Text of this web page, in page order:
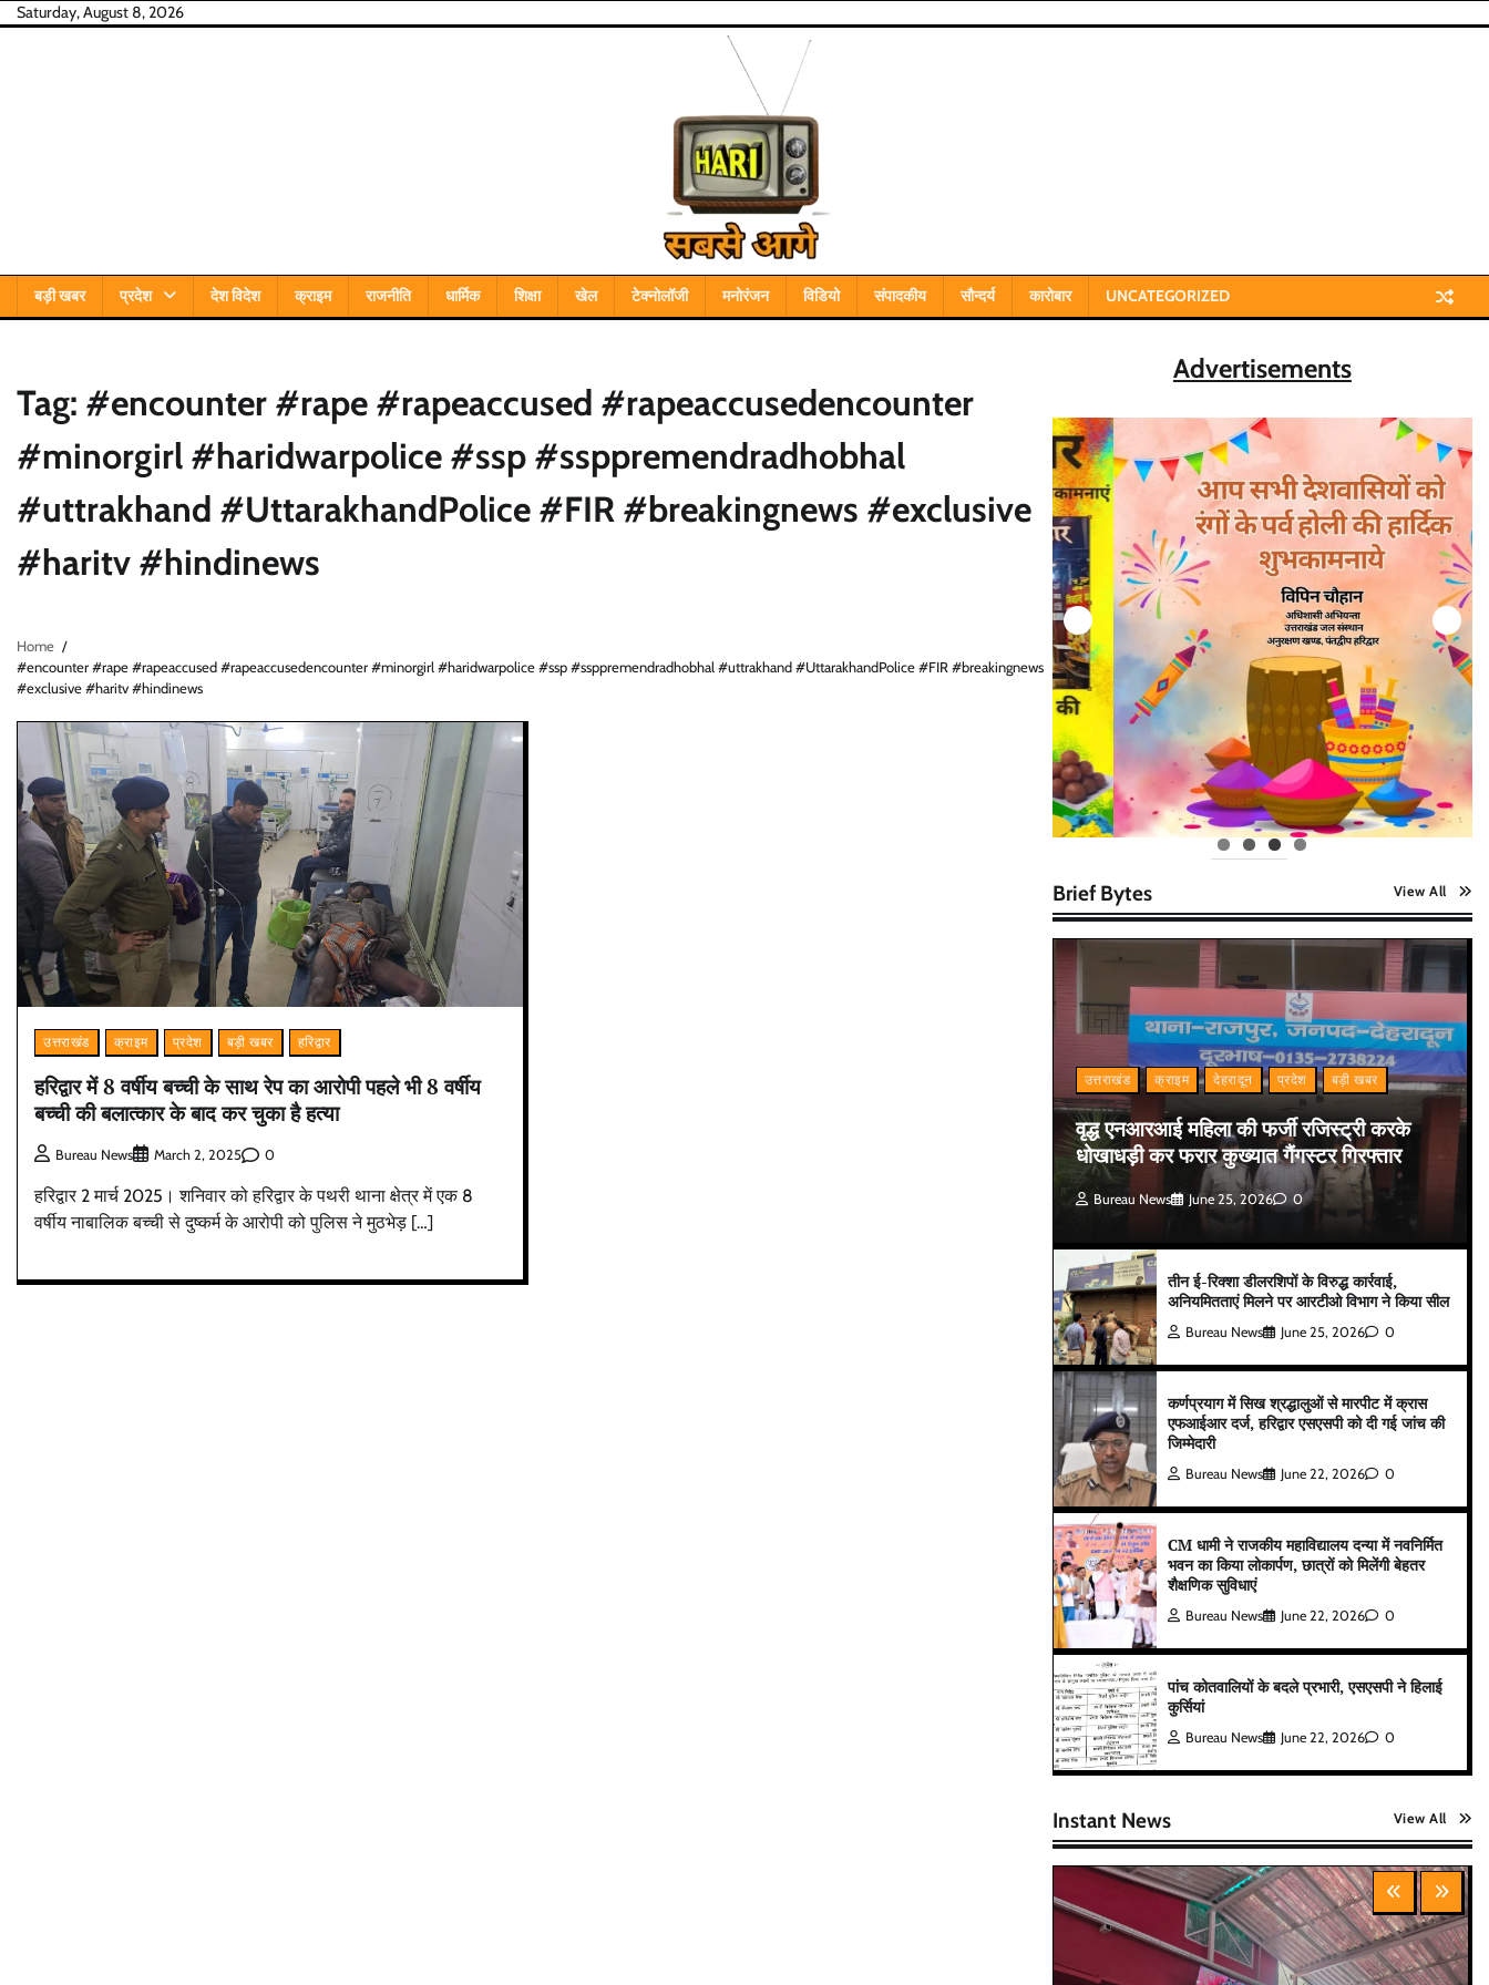
SkipSaturday, August 8, 2026
बड़ी खबर प्रदेश देश विदेश क्राइम राजनीति धार्मिक शिक्षा खेल टेक्नोलॉजी मनोरंजन विडियो संपादकीय सौन्दर्य कारोबार UNCATEGORIZED
Tag: #encounter #rape #rapeaccused #rapeaccusedencounter
#minorgirl #haridwarpolice #ssp #ssppremendradhobhal
#uttrakhand #UttarakhandPolice #FIR #breakingnews #exclusive
#haritv #hindinews
Home
#encounter #rape #rapeaccused #rapeaccusedencounter #minorgirl #haridwarpolice #ssp #ssppremendradhobhal #uttrakhand #UttarakhandPolice #FIR #breakingnews
#exclusive #haritv #hindinews
उत्तराखंड क्राइम प्रदेश बड़ी खबर हरिद्वार
हरिद्वार में 8 वर्षीय बच्ची के साथ रेप का आरोपी पहले भी 8 वर्षीय
बच्ची की बलात्कार के बाद कर चुका है हत्या
Bureau News March 2, 2025 0
हरिद्वार 2 मार्च 2025। शनिवार को हरिद्वार के पथरी थाना क्षेत्र में एक 8
वर्षीय नाबालिक बच्ची से दुष्कर्म के आरोपी को पुलिस ने मुठभेड़ […]
Advertisements
Brief Bytes View All
उत्तराखंड क्राइम देहरादून प्रदेश बड़ी खबर
वृद्ध एनआरआई महिला की फर्जी रजिस्ट्री करके
धोखाधड़ी कर फरार कुख्यात गैंगस्टर गिरफ्तार
Bureau News June 25, 2026 0
तीन ई-रिक्शा डीलरशिपों के विरुद्ध कार्रवाई,
अनियमितताएं मिलने पर आरटीओ विभाग ने किया सील
Bureau News June 25, 2026 0
कर्णप्रयाग में सिख श्रद्धालुओं से मारपीट में क्रास
एफआईआर दर्ज, हरिद्वार एसएसपी को दी गई जांच की
जिम्मेदारी
Bureau News June 22, 2026 0
CM धामी ने राजकीय महाविद्यालय दन्या में नवनिर्मित
भवन का किया लोकार्पण, छात्रों को मिलेंगी बेहतर
शैक्षणिक सुविधाएं
Bureau News June 22, 2026 0
पांच कोतवालियों के बदले प्रभारी, एसएसपी ने हिलाई
कुर्सियां
Bureau News June 22, 2026 0
Instant News View All